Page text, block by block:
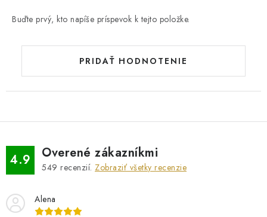
Buďte prvý, kto napíše príspevok k tejto položke.
PRIDAŤ HODNOTENIE
4.9 Overené zákazníkmi
549 recenzií. Zobraziť všetky recenzie
Alena